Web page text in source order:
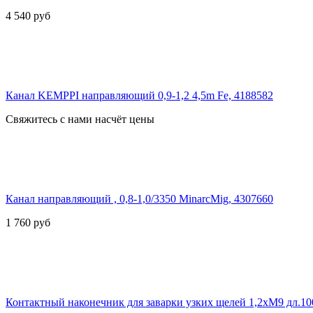
4 540 руб
Канал KEMPPI направляющий 0,9-1,2 4,5m Fe, 4188582
Свяжитесь с нами насчёт цены
Канал направляющий , 0,8-1,0/3350 MinarcMig, 4307660
1 760 руб
Контактный наконечник для заварки узких щелей 1,2хМ9